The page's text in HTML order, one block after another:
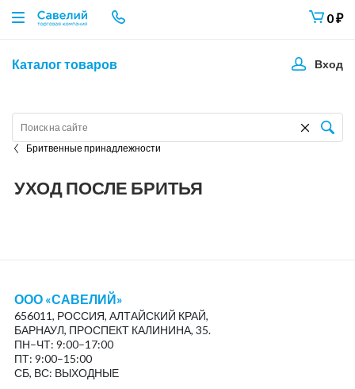
0₽
Каталог товаров Вход
Бритвенные принадлежности
УХОД ПОСЛЕ БРИТЬЯ
ООО «САВЕЛИЙ»
656011, РОССИЯ, АЛТАЙСКИЙ КРАЙ,
БАРНАУЛ, ПРОСПЕКТ КАЛИНИНА, 35.
ПН–ЧТ: 9:00–17:00
ПТ: 9:00–15:00
СБ, ВС: ВЫХОДНЫЕ